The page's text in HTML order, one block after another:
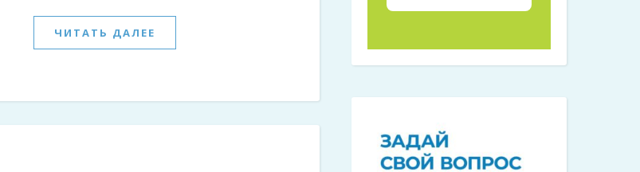
ЧИТАТЬ ДАЛЕЕ